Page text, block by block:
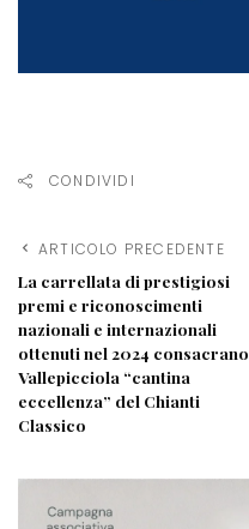
CONDIVIDI
ARTICOLO PRECEDENTE
La carrellata di prestigiosi
premi e riconoscimenti
nazionali e internazionali
ottenuti nel 2024 consacrano
Vallepicciola “cantina
eccellenza” del Chianti
Classico